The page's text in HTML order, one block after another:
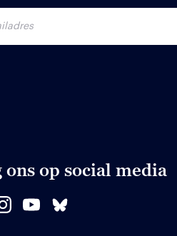
ons op social media